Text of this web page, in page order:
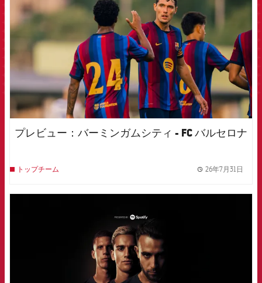
プレビュー：バーミンガムシティ - FC バルセロナ
トップチーム 26年7月31日